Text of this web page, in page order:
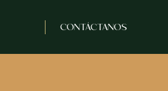
CONTÁCTANOS